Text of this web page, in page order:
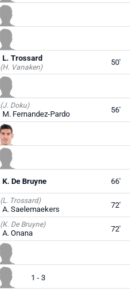
L. Trossard
(H. Vanaken)
50'
(J. Doku)
M. Fernandez-Pardo 56'
K. De Bruyne 66'
(L. Trossard)
A. Saelemaekers 72'
(K. De Bruyne)
A. Onana 72'
1 - 3